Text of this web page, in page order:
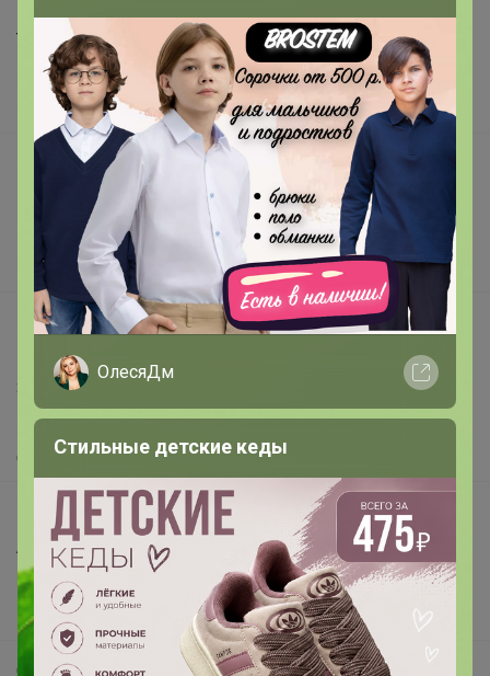
Торговые марки
Наша команда
В наличии
Подарочные сертификаты
Реклама на сайте
Поставщикам
Вакансии
support@24-ok.ru
Написать в поддержку
Защита покупателя
Помощь
О нас
Все предложения
Анонсы
Новости
Поддержка альпак
Самое выгодное
ОлесяДм
Стильные детские кеды